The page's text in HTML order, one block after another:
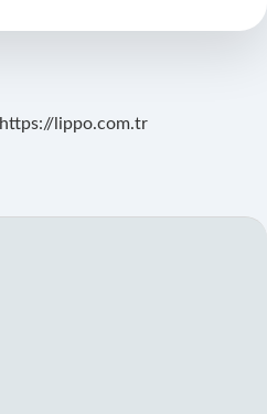
https://lippo.com.tr